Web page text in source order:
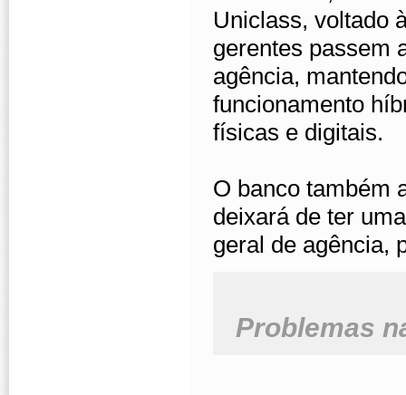
Uniclass, voltado
gerentes passem
agência,
funcionamento
físicas e digitais.
O banco também
deixará de ter
geral de agência,
Problemas